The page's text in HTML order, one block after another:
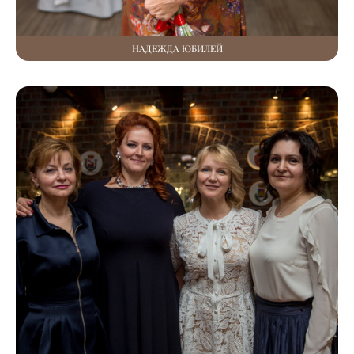
НАДЕЖДА ЮБИЛЕЙ